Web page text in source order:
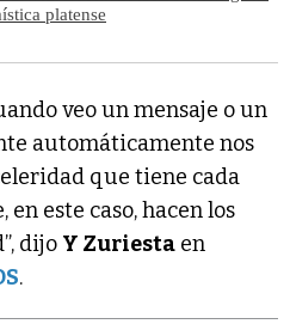
platense
veo un mensaje o un
automáticamente nos
que tiene cada
este caso, hacen los
dijo Y Zuriesta en
.